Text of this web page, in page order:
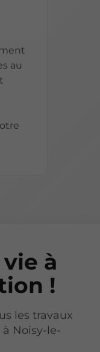
au
à
!
les travaux
Noisy-le-